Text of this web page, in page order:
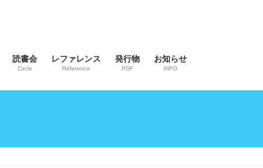
読書会
Circle
レファレンス
Reference
発行物
PDF
お知らせ
INFO